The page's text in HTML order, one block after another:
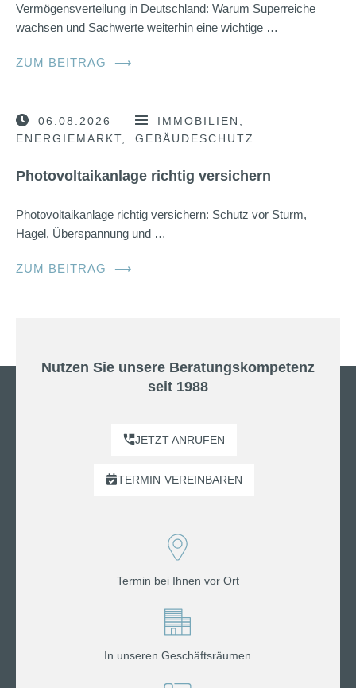
Vermögensverteilung in Deutschland: Warum Superreiche
wachsen und Sachwerte weiterhin eine wichtige …
ZUM BEITRAG ⟶
06.08.2026
IMMOBILIEN
ENERGIEMARKT
GEBÄUDESCHUTZ
Photovoltaikanlage richtig versichern
Photovoltaikanlage richtig versichern: Schutz vor Sturm,
Hagel, Überspannung und …
ZUM BEITRAG ⟶
Nutzen Sie unsere Beratungskompetenz
seit 1988
JETZT ANRUFEN
TERMIN VEREINBAREN
Termin bei Ihnen vor Ort
In unseren Geschäftsräumen